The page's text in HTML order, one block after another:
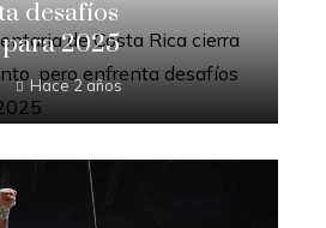
desafíos
2025
Hace 2 años